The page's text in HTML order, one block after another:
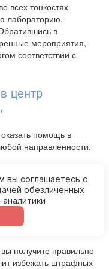
всех тонкостях
лабораторию,
в
мероприятия,
соответствии с
центр
помощь в
направленности.
этапах процедуры;
в
получите правильно
избежать штрафных
вы соглашаетесь с
обезличенных